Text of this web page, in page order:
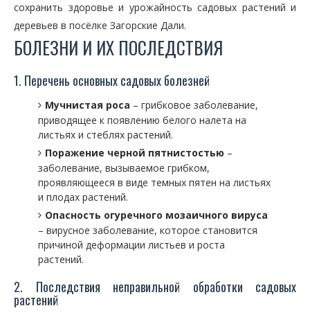
сохранить здоровье и урожайность садовых растений и
деревьев в посёлке Загорские Дали.
БОЛЕЗНИ И ИХ ПОСЛЕДСТВИЯ
1. Перечень основных садовых болезней
Мучнистая роса – грибковое заболевание,
приводящее к появлению белого налета на
листьях и стеблях растений.
Поражение черной пятнистостью –
заболевание, вызываемое грибком,
проявляющееся в виде темных пятен на листьях
и плодах растений.
Опасность огуречного мозаичного вируса
– вирусное заболевание, которое становится
причиной деформации листьев и роста
растений.
2. Последствия неправильной обработки садовых
растений